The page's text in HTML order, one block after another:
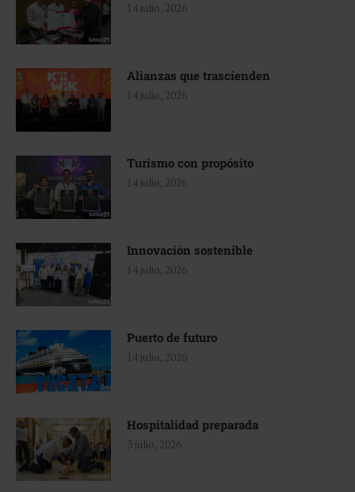
14 julio, 2026
Alianzas que trascienden
14 julio, 2026
Turismo con propósito
14 julio, 2026
Innovación sostenible
14 julio, 2026
Puerto de futuro
14 julio, 2026
Hospitalidad preparada
3 julio, 2026